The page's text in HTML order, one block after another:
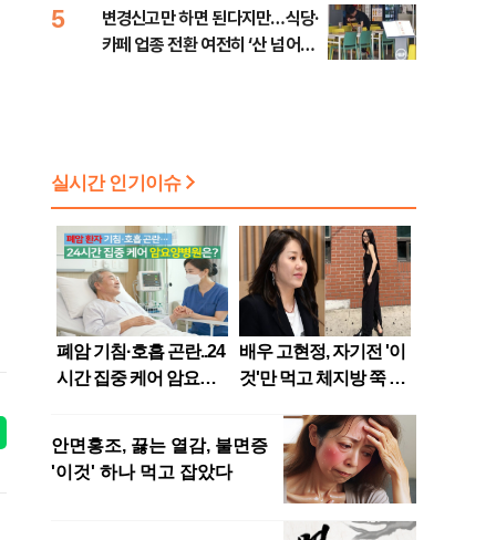
5
변경신고만 하면 된다지만…식당·
카페 업종 전환 여전히 ‘산 넘어